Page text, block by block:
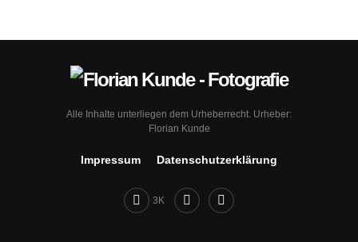
Alle Inhalte unterliegen dem Urheberrecht. Urheber:
Florian Kunde
Impressum Datenschutz­erklärung
3K